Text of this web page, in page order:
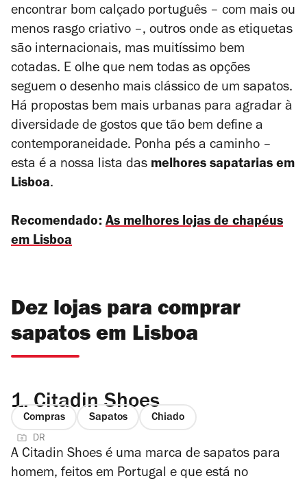
encontrar bom calçado português – com mais ou
menos rasgo criativo –, outros onde as etiquetas
são internacionais, mas muitíssimo bem
cotadas. E olhe que nem todas as opções
seguem o desenho mais clássico de um sapatos.
Há propostas bem mais urbanas para agradar à
diversidade de gostos que tão bem define a
contemporaneidade. Ponha pés a caminho –
esta é a nossa lista das melhores sapatarias em
Lisboa.
Recomendado: As melhores lojas de chapéus
em Lisboa
Dez lojas para comprar
sapatos em Lisboa
1. Citadin Shoes
Compras Sapatos Chiado
DR
A Citadin Shoes é uma marca de sapatos para
homem, feitos em Portugal e que está no